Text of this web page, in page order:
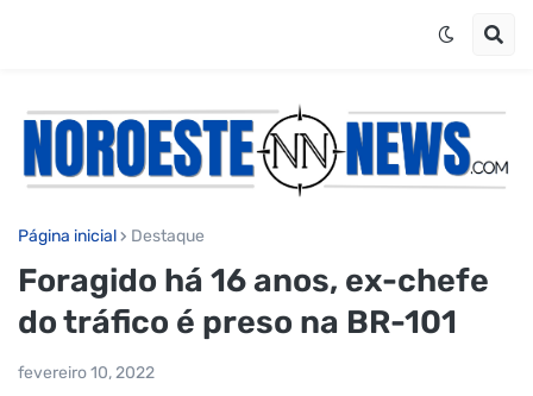
Página inicial Destaque
Foragido há 16 anos, ex-chefe
do tráfico é preso na BR-101
fevereiro 10, 2022